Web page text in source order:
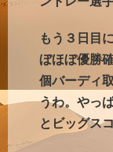
もう３日目
ぼほぼ優勝
個バーディ
うわ。やっ
とビッグス